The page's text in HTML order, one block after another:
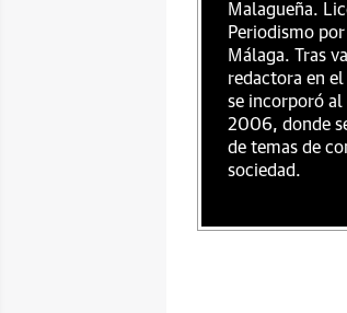
Malagueña.
Periodismo
Málaga. Tras
redactora en
se incorporó al
2006, donde
de temas de
sociedad.